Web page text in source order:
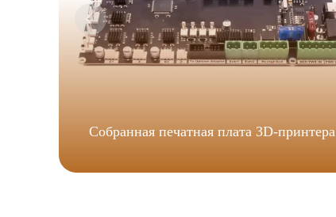
Собранная печатная плата 3D-принтера